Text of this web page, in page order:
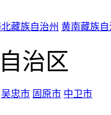
藏族自治州 黄南藏族自
治区
吴忠市 固原市 中卫市